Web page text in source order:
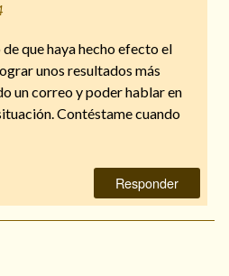
que haya hecho efecto el
unos resultados más
un correo y poder hablar en
Contéstame cuando
Responder